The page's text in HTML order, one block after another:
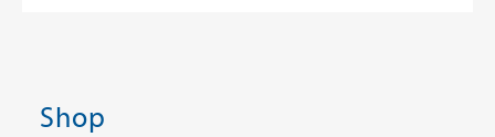
Shop